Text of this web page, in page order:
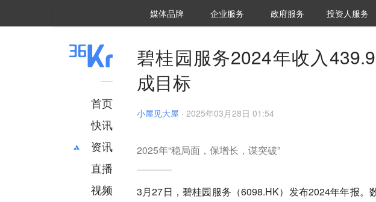
媒体品牌 36Kr研究院
企业服务 城市之窗
政府服务 VClub投资机构库
投资机构职位推介
投资人服务
首页
快讯
资讯
推荐
财经
直播
视频
碧桂园服务2024年收入
成目标
小屋见大屋 · 2025年03月28日 01:54
2025年“稳局面，保增长，谋突破”
3月27日，碧桂园服务（6098.HK）发布2024年年报。